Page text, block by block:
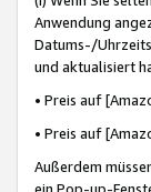
Anwendung
Datums-/
und aktualisiert
• Preis auf
• Preis auf
Außerdem
ein Pop-up-